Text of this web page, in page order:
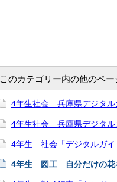
このカテゴリー内の他のペー
4年生社会 兵庫県デジタル
4年生社会 兵庫県デジタル
4年生 社会「デジタルガイ
4年生 図工 自分だけの花